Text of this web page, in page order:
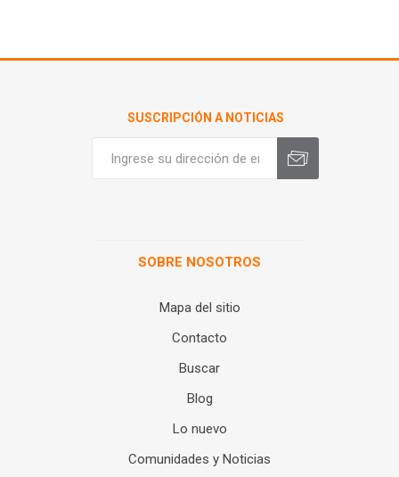
SUSCRIPCIÓN A NOTICIAS
SOBRE NOSOTROS
Mapa del sitio
Contacto
Buscar
Blog
Lo nuevo
Comunidades y Noticias